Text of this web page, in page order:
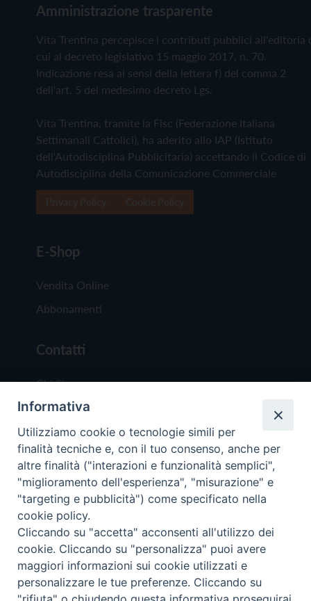
Amministrazione trasparente
Vita Trentina percepisce i contributi pubblici all'editoria
cui al decreto legislativo 15 maggio 2017, n. 70.
Indicazione resa ai sensi della lettera f) del comma 2
dell'art. 5 del medesimo decreto Lgs.
Vita Trentina, tramite la Fisc (Federazione Italiana
Settimanali Cattolici), ha aderito allo IAP (Istituto
dell'Autodisciplina Pubblicitaria) accettando il Codice di
Autodisciplina della Comunicazione Commerciale
E-Shop
Vendita Online
Abbonamenti
Contatti
Chi Siamo
Redazione
Scrivici
Copyright © 2019 - Tutti i diritti riservati - Vita
Trentina Editrice
Privacy Policy
Torna
Informativa
Utilizziamo cookie o tecnologie simili per
finalità tecniche e, con il tuo consenso, anche per
altre finalità ("interazioni e funzionalità semplici",
"miglioramento dell'esperienza", "misurazione" e
"targeting e pubblicità") come specificato nella
cookie policy.
Cliccando su "accetta" acconsenti all'utilizzo dei
cookie. Cliccando su "personalizza" puoi avere
maggiori informazioni sui cookie utilizzati e
personalizzare le tue preferenze. Cliccando su